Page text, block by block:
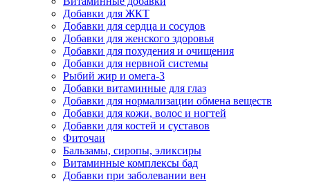
Добавки для ЖКТ
Добавки для сердца и сосудов
Добавки для женского здоровья
Добавки для похудения и очищения
Добавки для нервной системы
Рыбий жир и омега-3
Добавки витаминные для глаз
Добавки для нормализации обмена веществ
Добавки для кожи, волос и ногтей
Добавки для костей и суставов
Фиточаи
Бальзамы, сиропы, эликсиры
Витаминные комплексы бад
Добавки при заболевании вен